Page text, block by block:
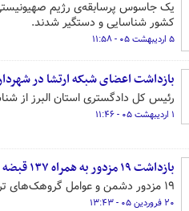
کشور شناسایی و دستگیر شدند.
۵ اردیبهشت ۰۵ - ۱۱:۵۸
بازداشت اعضای شبکه ارتشا در
رئیس کل دادگستری استان البرز از
۱ اردیبهشت ۰۵ - ۱۱:۴۶
بازداشت ۱۹ مزدور به همراه ۱۳۷ قبضه سلاح در ۵ استان ایران +فیلم
۱۹ مزدور دشمن و عوامل گروهک‌های تروریستی به همراه ۱۳۷ قبضه سلاح در ۵ استان ایران بازداشت شدند.
۲۰ فروردین ۰۵ - ۱۳:۴۳